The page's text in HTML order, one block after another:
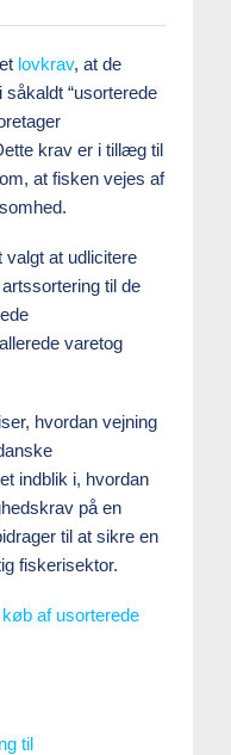
lovkrav, at de
“usorterede
krav er i tillæg til
at fisken vejes af
at udlicitere
til de
varetog
hvordan vejning
indblik i, hvordan
på en
til at sikre en
fiskerisektor.
af usorterede
til